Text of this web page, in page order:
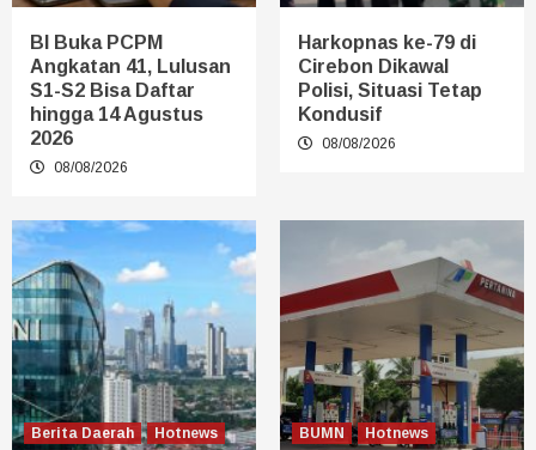
BI Buka PCPM
Angkatan 41, Lulusan
S1-S2 Bisa Daftar
hingga 14 Agustus
2026
08/08/2026
Harkopnas ke-79 di
Cirebon Dikawal
Polisi, Situasi Tetap
Kondusif
08/08/2026
Berita Daerah
Hotnews
BUMN
Hotnews